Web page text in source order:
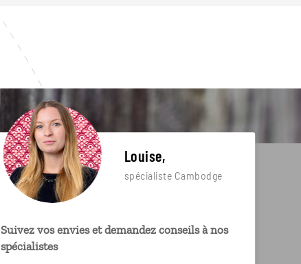
Louise,
spécialiste Cambodge
Suivez vos envies et demandez conseils à nos
spécialistes